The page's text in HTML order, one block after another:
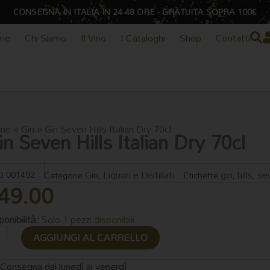
CONSEGNA IN ITALIA IN 24-48 ORE - GRATUITA SOPRA 100€
Chi Siamo Il Vino I Cataloghi Shop Contatti
Gin
Seven Hills Italian Dry 70cl
001492 Categorie Gin, Liquori e Distillati Etichette gin, hills,
Solo 1 pezzi disponibili
AGGIUNGI AL CARRELLO